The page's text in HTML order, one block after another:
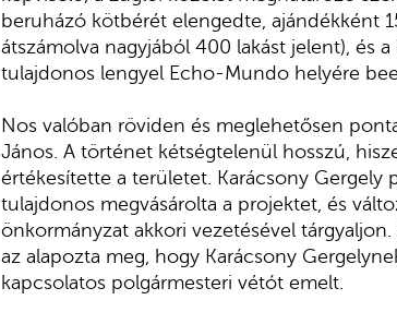
beruházó kötbérét elengedte, ajándékként
átszámolva nagyjából 400 lakást jelent), és
tulajdonos lengyel Echo-Mundo helyére
Nos valóban röviden és meglehetősen
János. A történet kétségtelenül hosszú,
értékesítette a területet. Karácsony Gergely
tulajdonos megvásárolta a projektet, és
önkormányzat akkori vezetésével
az alapozta meg, hogy Karácsony
kapcsolatos polgármesteri vétót emelt.